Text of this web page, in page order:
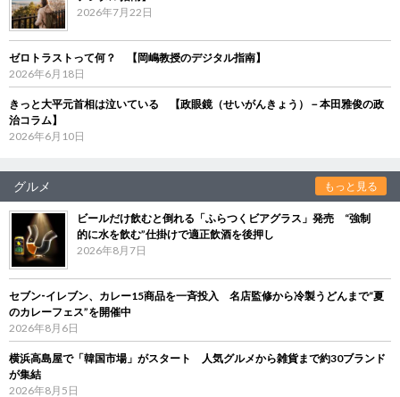
2026年7月22日
ゼロトラストって何？ 【岡嶋教授のデジタル指南】
2026年6月18日
きっと大平元首相は泣いている 【政眼鏡（せいがんきょう）－本田雅俊の政
治コラム】
2026年6月10日
グルメ もっと見る
ビールだけ飲むと倒れる「ふらつくビアグラス」発売 “強制
的に水を飲む”仕掛けで適正飲酒を後押し
2026年8月7日
セブン‐イレブン、カレー15商品を一斉投入 名店監修から冷製うどんまで“夏
のカレーフェス”を開催中
2026年8月6日
横浜高島屋で「韓国市場」がスタート 人気グルメから雑貨まで約30ブランド
が集結
2026年8月5日